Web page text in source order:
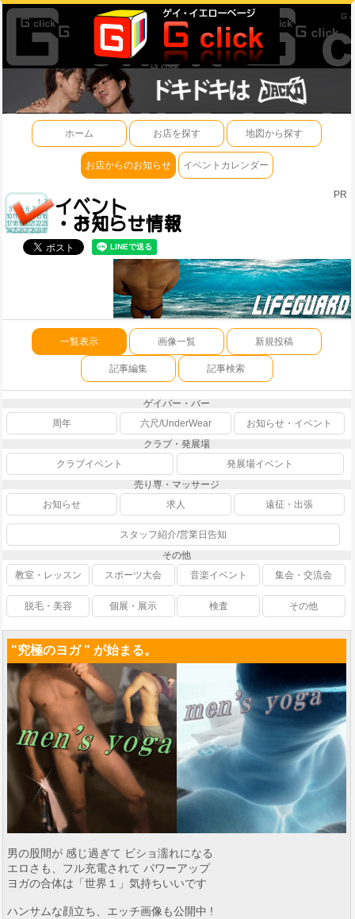
ホーム お店を探す 地図から探す
お店からのお知らせ イベントカレンダー
PR
一覧表示 画像一覧 新規投稿
記事編集 記事検索
ゲイバー・バー
周年
六尺/UnderWear
お知らせ・イベント
クラブ・発展場
クラブイベント
発展場イベント
売り専・マッサージ
お知らせ
求人 遠征・出張
スタッフ紹介/営業日告知
その他
教室・レッスン
スポーツ大会 音楽イベント 集会・交流会
脱毛・美容 個展・展示 検査 その他
"究極のヨガ " が始まる。
男の股間が 感じ過ぎて ビショ濡れになる
エロさも、フル充電されて パワーアップ
ヨガの合体は「世界１」気持ちいいです
ハンサムな顔立ち、エッチ画像も公開中 !